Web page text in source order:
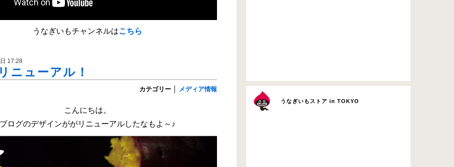
うなぎいもチャンネルはこちら
17:28
ニューアル！
カテゴリー メディア情報
こんにちは。
ブログのデザインががリニューアルしたなもよ～♪
うなぎいもストア in TOKYO